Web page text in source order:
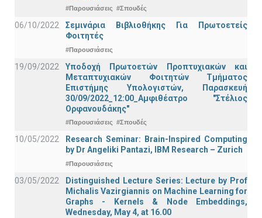
#Παρουσιάσεις #Σπουδές
06/10/2022
Σεμινάρια Βιβλιοθήκης Για Πρωτοετείς
Φοιτητές
#Παρουσιάσεις
19/09/2022
Υποδοχή Πρωτοετών Προπτυχιακών και
Μεταπτυχιακών Φοιτητών Τμήματος
Επιστήμης Υπολογιστών, Παρασκευή
30/09/2022_12:00_Αμφιθέατρο "Στέλιος
Ορφανουδάκης"
#Παρουσιάσεις #Σπουδές
10/05/2022
Research Seminar: Brain-Inspired Computing
by Dr Angeliki Pantazi, IBM Research – Zurich
#Παρουσιάσεις
03/05/2022
Distinguished Lecture Series: Lecture by Prof
Michalis Vazirgiannis on Machine Learning for
Graphs - Kernels & Νode Εmbeddings,
Wednesday, May 4, at 16.00